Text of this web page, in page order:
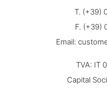
T. (+39)
F. (+39)
Email:
TVA: IT
Capital